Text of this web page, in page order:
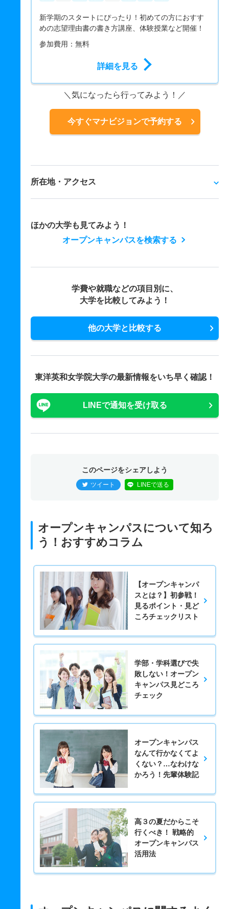
新学期のスタートにぴったり！初めての方におすす
めの志望理由書の書き方講座、体験授業など開催！
参加費用：無料
詳細を見る
気になったら行ってみよう！
今すぐマナビジョンで予約する
所在地・アクセス
ほかの大学も見てみよう！
オープンキャンパスを検索する
学費や就職などの項目別に、
大学を比較してみよう！
他の大学と比較する
東洋英和女学院大学の最新情報をいち早く確認！
LINEで通知を受け取る
このページをシェアしよう
ツイート LINEで送る
オープンキャンパスについて知ろ
う！おすすめコラム
【オープンキャンパ
スとは？】初参戦！
見るポイント・見ど
ころチェックリスト
学部・学科選びで失
敗しない！オープン
キャンパス見どころ
チェック
オープンキャンパス
なんて行かなくてよ
くない？…なわけな
かろう！先輩体験記
高３の夏だからこそ
行くべき！ 戦略的
オープンキャンパス
活用法